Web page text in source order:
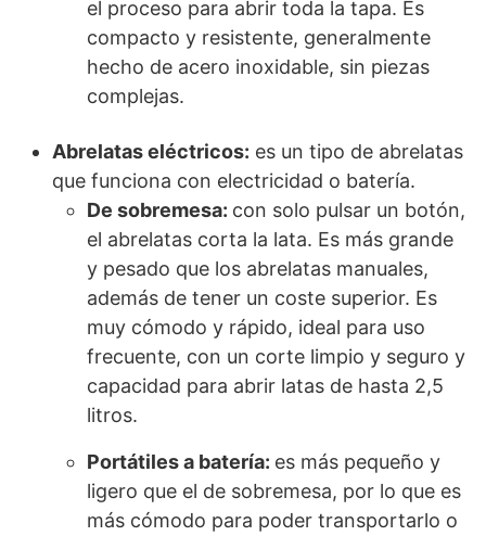
el proceso para abrir toda la tapa. Es
compacto y resistente, generalmente
hecho de acero inoxidable, sin piezas
complejas.
Abrelatas eléctricos: es un tipo de abrelatas
que funciona con electricidad o batería.
De sobremesa: con solo pulsar un botón,
el abrelatas corta la lata. Es más grande
y pesado que los abrelatas manuales,
además de tener un coste superior. Es
muy cómodo y rápido, ideal para uso
frecuente, con un corte limpio y seguro y
capacidad para abrir latas de hasta 2,5
litros.
Portátiles a batería: es más pequeño y
ligero que el de sobremesa, por lo que es
más cómodo para poder transportarlo o